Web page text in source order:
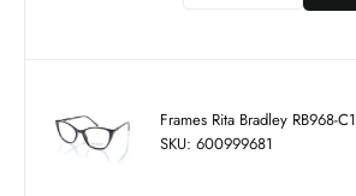
Frames Rita Bradley RB968-C1
SKU: 600999681